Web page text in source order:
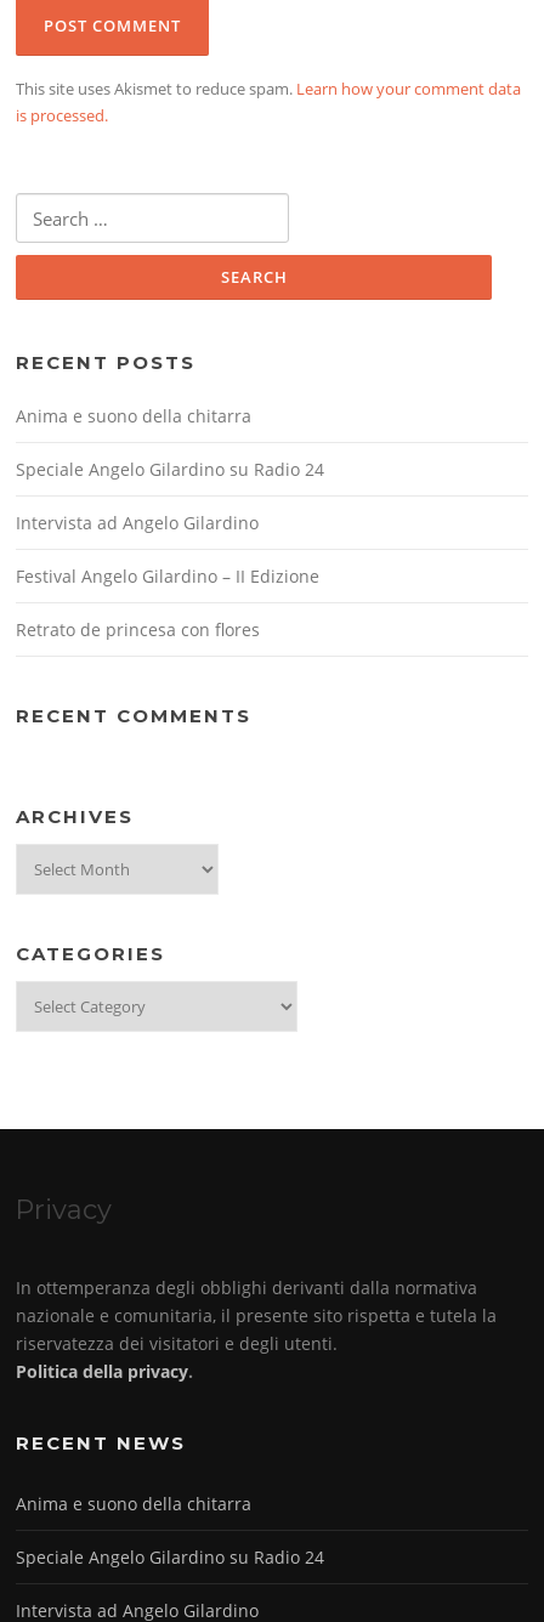
This site uses Akismet to reduce spam. Learn how your comment data
is processed.
for:
RECENT POSTS
Anima e suono della chitarra
Speciale Angelo Gilardino su Radio 24
Intervista ad Angelo Gilardino
Festival Angelo Gilardino – II Edizione
Retrato de princesa con flores
RECENT COMMENTS
ARCHIVES
CATEGORIES
Privacy
In ottemperanza degli obblighi derivanti dalla normativa
nazionale e comunitaria, il presente sito rispetta e tutela la
riservatezza dei visitatori e degli utenti.
Politica della privacy.
RECENT NEWS
Anima e suono della chitarra
Speciale Angelo Gilardino su Radio 24
Intervista ad Angelo Gilardino